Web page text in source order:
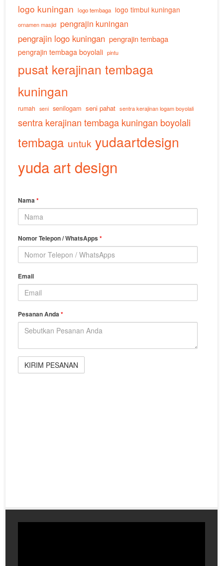
logo kuningan logo tembaga logo timbul kuningan
ornamen masjid pengrajin kuningan
pengrajin logo kuningan pengrajin tembaga
pengrajin tembaga boyolali pintu
pusat kerajinan tembaga
kuningan
rumah seni senilogam seni pahat sentra kerajinan logam boyolali
sentra kerajinan tembaga kuningan boyolali
tembaga untuk yudaartdesign
yuda art design
Nama*
Nomor Telepon / WhatsApps*
Email
Pesanan Anda*